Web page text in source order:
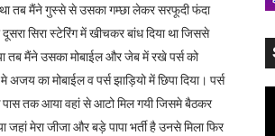
तब मैंने गुस्से से उसका गम्छा लेकर सरफूदी फंदा
सिरा स्टेरिंग में खीचकर बांध दिया था जिससे
तब मैंने उसका मोबाईल और जेब में रखे पर्स को
का मोबाईल व पर्स झाड़ियो में छिपा दिया। पर्स
तक आया वहां से आटो मिल गयी जिसमे बैठकर
मेरा जीजा और बड़े पापा भर्ती है उनसे मिला फिर